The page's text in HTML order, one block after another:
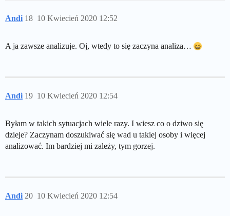
Andi 10 Kwiecień 2020 12:52
18
A ja zawsze analizuje. Oj, wtedy to się zaczyna analiza…
Andi 10 Kwiecień 2020 12:54
19
Byłam w takich sytuacjach wiele razy. I wiesz co o dziwo się
dzieje? Zaczynam doszukiwać się wad u takiej osoby i więcej
analizować. Im bardziej mi zależy, tym gorzej.
Andi 10 Kwiecień 2020 12:54
20